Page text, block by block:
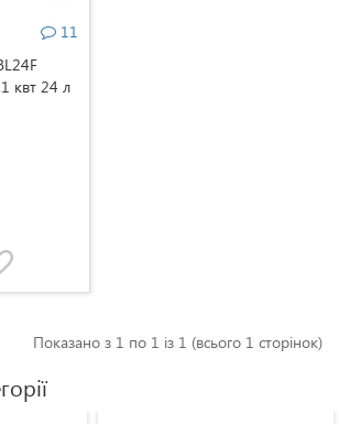
11
квт 24 л
Показано з 1 по 1 із 1 (всього 1 сторінок)